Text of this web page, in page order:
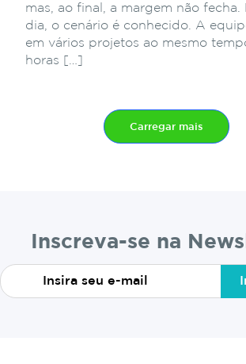
mas, ao final, a margem não fecha.
dia, o cenário é conhecido. A
em vários projetos ao mesmo
horas […]
Carregar mais
Inscreva-se na